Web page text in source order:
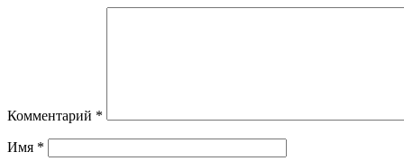
Комментарий *
Имя *